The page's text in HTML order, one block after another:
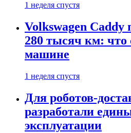
1 неделя спустя
Volkswagen Caddy
280 тысяч км: что
машине
1 неделя спустя
Для роботов-
разработали
эксплуатации